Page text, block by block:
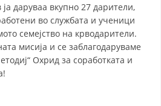
И РАЗВОЈ
ОДБОР
ја даруваа вкупно 27 дарители,
во службата и ученици
семејство на крводарители.
мисија и се заблагодаруваме
Охрид за соработката и